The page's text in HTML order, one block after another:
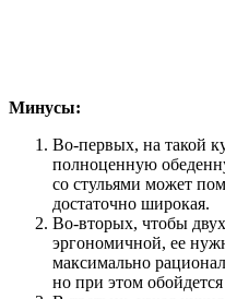
Минусы:
Во-первых, на такой
полноценную
со стульями может
достаточно широкая.
Во-вторых, чтобы
эргономичной, ее
максимально
но при этом